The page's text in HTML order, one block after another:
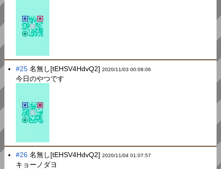
#25 名無し[tEHSV4HdvQ2]2020/11/03 00:08:06
今日のやつです
#26 名無し[tEHSV4HdvQ2]2020/11/04 01:07:57
キョーノダヨ